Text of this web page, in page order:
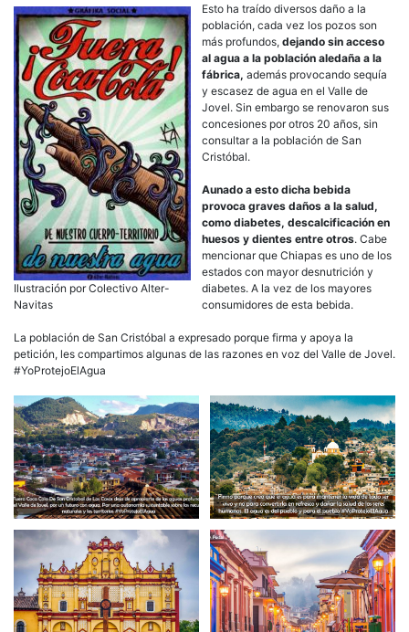
Ilustración por Colectivo Alter-
Navitas
Esto ha traído diversos daño a la
población, cada vez los pozos son
más profundos, dejando sin acceso
al agua a la población aledaña a la
fábrica, además provocando sequía
y escasez de agua en el Valle de
Jovel. Sin embargo se renovaron sus
concesiones por otros 20 años, sin
consultar a la población de San
Cristóbal.
Aunado a esto dicha bebida
provoca graves daños a la salud,
como diabetes, descalcificación en
huesos y dientes entre otros. Cabe
mencionar que Chiapas es uno de los
estados con mayor desnutrición y
diabetes. A la vez de los mayores
consumidores de esta bebida.
La población de San Cristóbal a expresado porque firma y apoya la
petición, les compartimos algunas de las razones en voz del Valle de Jovel.
#YoProtejoElAgua